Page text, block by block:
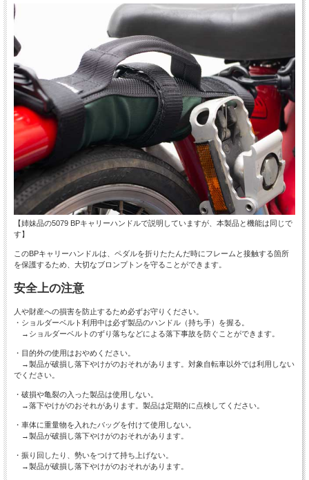
【姉妹品の5079 BPキャリーハンドルで説明していますが、本製品と機能は同じで
す】
このBPキャリーハンドルは、ペダルを折りたたんだ時にフレームと接触する箇所
を保護するため、大切なブロンプトンを守ることができます。
安全上の注意
人や財産への損害を防止するため必ずお守りください。
・ショルダーベルト利用中は必ず製品のハンドル（持ち手）を握る。
→ショルダーベルトのずり落ちなどによる落下事故を防ぐことができます。
・目的外の使用はおやめください。
→製品が破損し落下やけがのおそれがあります。対象自転車以外では利用しない
でください。
・破損や亀裂の入った製品は使用しない。
→落下やけがのおそれがあります。製品は定期的に点検してください。
・車体に重量物を入れたバッグを付けて使用しない。
→製品が破損し落下やけがのおそれがあります。
・振り回したり、勢いをつけて持ち上げない。
→製品が破損し落下やけがのおそれがあります。